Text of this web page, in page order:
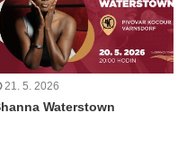
21. 5. 2026
Waterstown